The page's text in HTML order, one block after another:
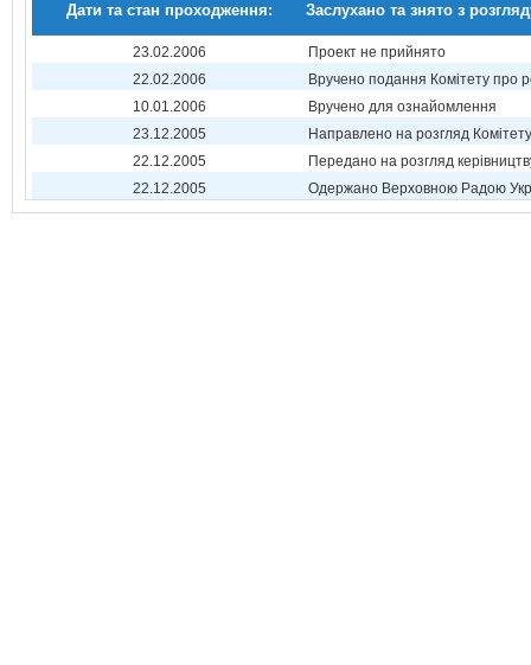
Дати та стан проходження: Заслухано та знято з
23.02.2006
Проект не прийнято
22.02.2006
Вручено подання Комітету про
10.01.2006
Вручено для ознайомлення
23.12.2005
Направлено на розгляд Комітету
22.12.2005
Передано на розгляд
22.12.2005
Одержано Верховною Радою